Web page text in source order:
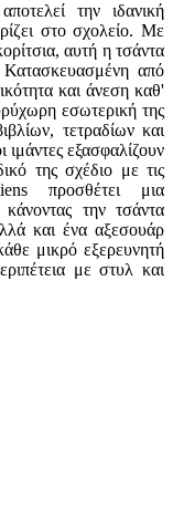
την ιδανική
στο σχολείο. Με
αυτή η τσάντα
Κατασκευασμένη από
και άνεση καθ'
εσωτερική της
τετραδίων και
εξασφαλίζουν
της σχέδιο με τις
προσθέτει μια
κάνοντας την τσάντα
και ένα αξεσουάρ
μικρό εξερευνητή
με στυλ και